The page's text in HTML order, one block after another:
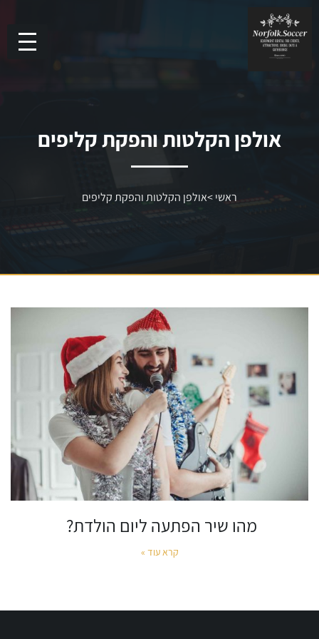
אולפן הקלטות והפקת קליפים
ראשי>אולפן הקלטות והפקת קליפים
מהו שיר הפתעה ליום הולדת? ‏
קרא עוד »